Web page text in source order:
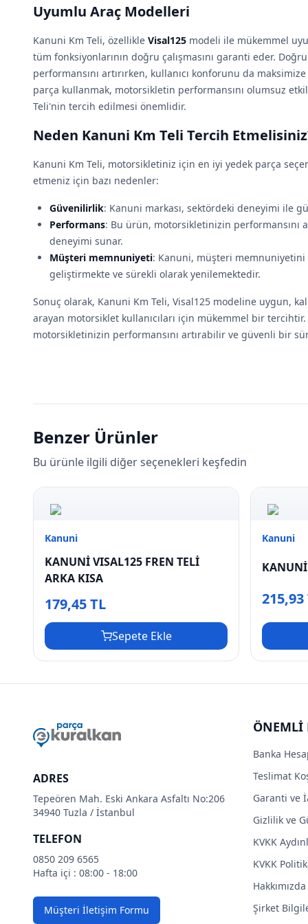
Uyumlu Araç Modelleri
Kanuni Km Teli, özellikle Visal125 modeli ile mükemmel
tüm fonksiyonlarının doğru çalışmasını garanti eder.
performansını artırırken, kullanıcı konforunu da
parça kullanmak, motorsikletin performansını olumsuz
Teli'nin tercih edilmesi önemlidir.
Neden Kanuni Km Teli Tercih
Kanuni Km Teli, motorsikletiniz için en iyi yedek parça
etmeniz için bazı nedenler:
Güvenilirlik: Kanuni markası, sektördeki deneyimi ile
Performans: Bu ürün, motorsikletinizin performansını
deneyimi sunar.
Müşteri memnuniyeti: Kanuni, müşteri
geliştirmekte ve sürekli olarak yenilemektedir.
Sonuç olarak, Kanuni Km Teli, Visal125 modeline uygun,
arayan motorsiklet kullanıcıları için mükemmel bir
motorsikletinizin performansını artırabilir ve güvenli bir
Benzer Ürünler
Bu ürünle ilgili diğer seçenekleri keşfedin
Kanuni
KANUNİ VISAL125 FREN TELİ
ARKA KISA
179,45 TL
Sepete Ekle
Kanuni
KANUNİ
215,93
ADRES
Tepeören Mah. Eski Ankara Asfaltı No:206
34940 Tuzla / İstanbul
TELEFON
0850 209 6565
Hafta içi : 08:00 - 18:00
Müşteri İletişim Formu
ÖNEMLİ
Banka
Teslimat
Garanti ve
Gizlilik ve
KVKK
KVKK
Hakkımızda
Şirket